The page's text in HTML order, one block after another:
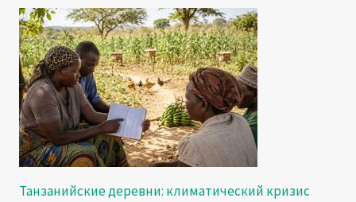
Танзанийские деревни: климатический кризис